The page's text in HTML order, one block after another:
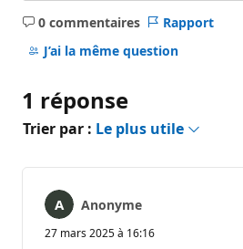
0 commentaires
Aucun
commentaire
Rapport
J’ai la même question
1 réponse
Trier par : Le plus utile
Anonyme
27 mars 2025 à 16:16